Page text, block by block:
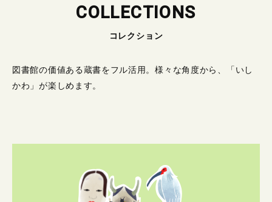
COLLECTIONS
コレクション
図書館の価値ある蔵書をフル活用。様々な角度から、「いし
かわ」が楽しめます。